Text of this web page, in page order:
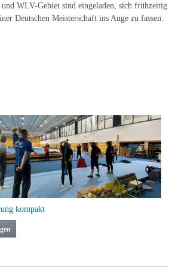
WLV-Gebiet sind eingeladen, sich
Deutschen Meisterschaft ins Auge zu fassen.
kompakt